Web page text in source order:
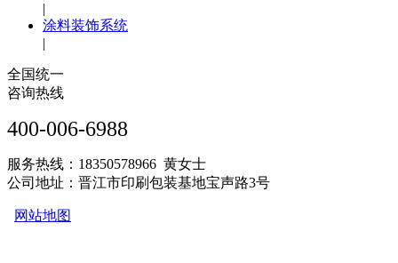
|
涂料装饰系统
|
全国统一
咨询热线
400-006-6988
服务热线：18350578966 黄女士
公司地址：晋江市印刷包装基地宝声路3号
网站地图